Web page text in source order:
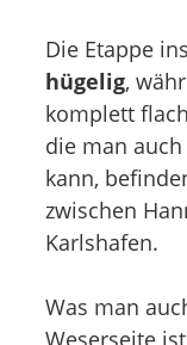
Die Etappe
hügelig,
komplett
die man auch
kann,
zwischen
Karlshafen.
Was man
Weserseite ist